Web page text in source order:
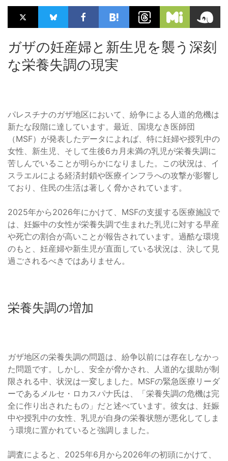
ガザの妊産婦と新生児を襲う深刻
な栄養失調の現実
パレスチナのガザ地区において、紛争による人道的危機は
新たな段階に達しています。最近、国境なき医師団
（MSF）が発表したデータによれば、特に妊婦や授乳中の
女性、新生児、そして生後6カ月未満の乳児が栄養失調に
苦しんでいることが明らかになりました。この状況は、イ
スラエルによる経済封鎖や医療インフラへの攻撃が影響し
ており、住民の生活は著しく脅かされています。
2025年から2026年にかけて、MSFの支援する医療施設で
は、妊娠中の女性が栄養失調で生まれた乳児に対する早産
や死亡の割合が高いことが報告されています。過酷な環境
のもと、妊産婦や新生児が直面している状況は、決して見
過ごされるべきではありません。
栄養失調の増加
ガザ地区の栄養失調の問題は、紛争以前には存在しなかっ
た問題です。しかし、安全が脅かされ、人道的な援助が制
限される中、状況は一変しました。MSFの緊急医療リーダ
ーであるメルセ・ロカスパナ氏は、「栄養失調の危機は完
全に作り出されたもの」だと述べています。彼女は、妊娠
中や授乳中の女性、乳児が自身の栄養状態が悪化してしま
う環境に置かれていると強調しました。
調査によると、2025年6月から2026年の初頭にかけて、